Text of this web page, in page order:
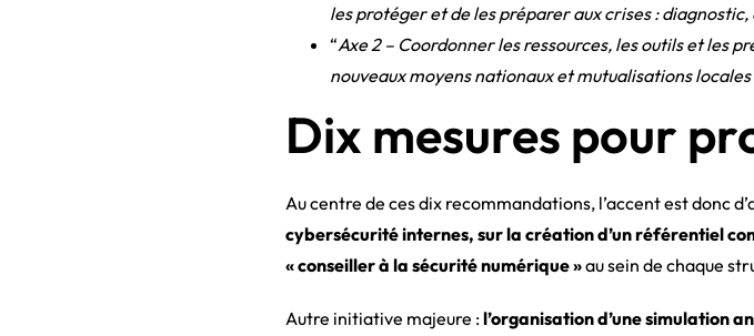
les protéger et de les préparer aux crises :
“Axe 2 – Coordonner les ressources, les outils et les
nouveaux moyens nationaux et mutualisations locales
Dix mesures pour
Au centre de ces dix recommandations, l’accent est donc
cybersécurité internes, sur la création d’un référentiel
« conseiller à la sécurité numérique »au sein de chaque
Autre initiative majeure :l’organisation d’une simulation